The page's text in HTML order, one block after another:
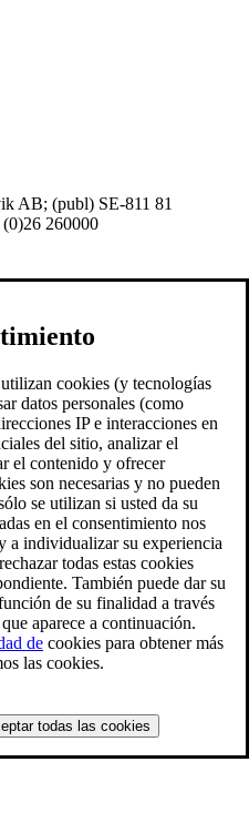
AB; (publ) SE-811 81
260000
cookies (y tecnologías
datos personales (como
IP e interacciones en
del sitio, analizar el
el contenido y ofrecer
son necesarias y no pueden
se utilizan si usted da su
en el consentimiento nos
a individualizar su experiencia
todas estas cookies
También puede dar su
de su finalidad a través
aparece a continuación.
de cookies para obtener más
las cookies.
todas las cookies